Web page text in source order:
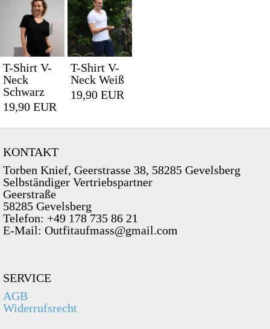
T-Shirt V-
Neck
Schwarz
19,90 EUR
T-Shirt V-
Neck Weiß
19,90 EUR
KONTAKT
Torben Knief, Geerstrasse 38, 58285 Gevelsberg
Selbständiger Vertriebspartner
Geerstraße
58285 Gevelsberg
Telefon: +49 178 735 86 21
E-Mail: Outfitaufmass@gmail.com
SERVICE
AGB
Widerrufsrecht